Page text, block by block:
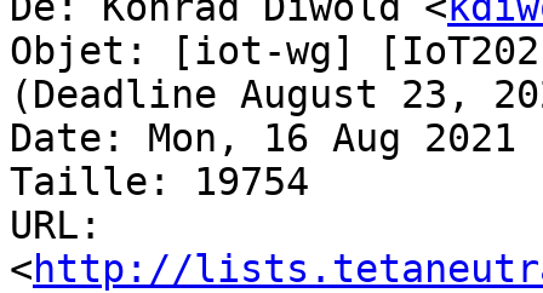
Objet: [iot-wg]
(Deadline August 23,
Date: Mon, 16 Aug 2021
Taille: 19754
URL:
<http://